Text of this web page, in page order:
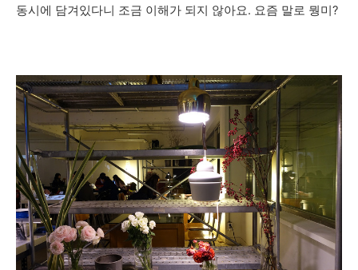
동시에 담겨있다니 조금 이해가 되지 않아요. 요즘 말로 뭥미?